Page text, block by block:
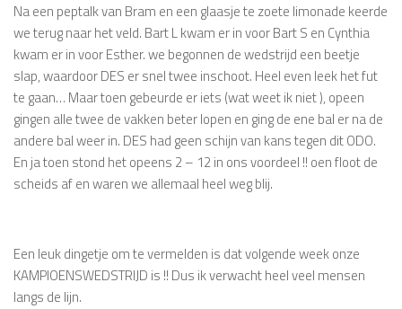
Na een peptalk van Bram en een glaasje te zoete limonade keerde
we terug naar het veld. Bart L kwam er in voor Bart S en Cynthia
kwam er in voor Esther. we begonnen de wedstrijd een beetje
slap, waardoor DES er snel twee inschoot. Heel even leek het fut
te gaan… Maar toen gebeurde er iets (wat weet ik niet ), opeen
gingen alle twee de vakken beter lopen en ging de ene bal er na de
andere bal weer in. DES had geen schijn van kans tegen dit ODO.
En ja toen stond het opeens 2 – 12 in ons voordeel !! oen floot de
scheids af en waren we allemaal heel weg blij.
Een leuk dingetje om te vermelden is dat volgende week onze
KAMPIOENSWEDSTRIJD is !! Dus ik verwacht heel veel mensen
langs de lijn.